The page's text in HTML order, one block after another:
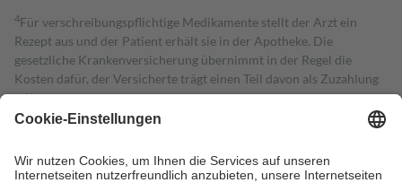
4Für verschreibungspflichtige Medikamente stellt der Arzt ein
Rezept aus und der Patient erhält sie in der Apotheke. Die
gesetzliche Krankenversicherung übernimmt in der Regel die
Kosten dafür, der Versicherte trägt einen Teil davon als Zuzahlung
mit.
Grundsätzlich leisten Mitglieder Zuzahlungen in Höhe von zehn
höchstens zehn Euro.
Es sind jedoch nie mehr als die tatsächlichen
Kosten der Leistung zu entrichten.